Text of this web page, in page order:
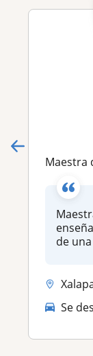
Maestra de inglés con
de
Se